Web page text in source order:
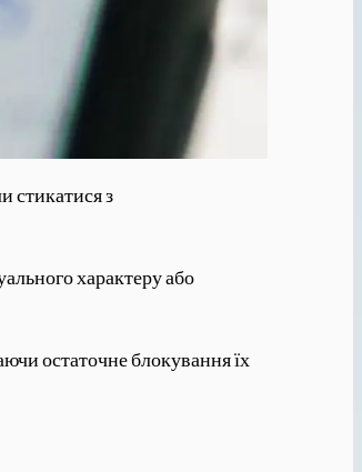
стикатися з
характеру або
остаточне блокування їх